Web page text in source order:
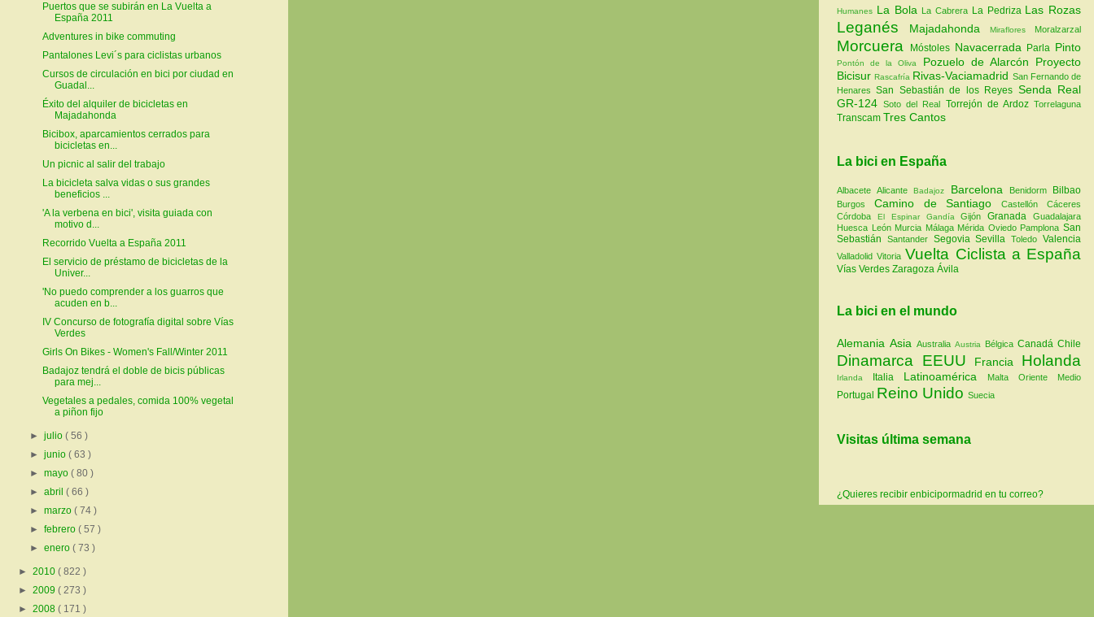
Puertos que se subirán en La Vuelta a
España 2011
Adventures in bike commuting
Pantalones Levi´s para ciclistas urbanos
Cursos de circulación en bici por ciudad en
Guadal...
Éxito del alquiler de bicicletas en
Majadahonda
Bicibox, aparcamientos cerrados para
bicicletas en...
Un picnic al salir del trabajo
La bicicleta salva vidas o sus grandes
beneficios ...
'A la verbena en bici', visita guiada con
motivo d...
Recorrido Vuelta a España 2011
El servicio de préstamo de bicicletas de la
Univer...
'No puedo comprender a los guarros que
acuden en b...
IV Concurso de fotografía digital sobre Vías
Verdes
Girls On Bikes - Women's Fall/Winter 2011
Badajoz tendrá el doble de bicis públicas
para mej...
Vegetales a pedales, comida 100% vegetal
a piñon fijo
►julio( 56 )
►junio( 63 )
►mayo( 80 )
►abril( 66 )
►marzo( 74 )
►febrero( 57 )
►enero( 73 )
► 2010 ( 822 )
► 2009 ( 273 )
► 2008 ( 171 )
Humanes La Bola La Cabrera La Pedriza Las Rozas
Leganés Majadahonda Miraflores Moralzarzal
Morcuera Móstoles Navacerrada Parla Pinto
Pontón de la Oliva Pozuelo de Alarcón Proyecto
BicisurRascafría Rivas-Vaciamadrid San Fernando de
HenaresSan Sebastián de los Reyes Senda Real
GR-124Soto del Real Torrejón de ArdozTorrelaguna
Transcam Tres Cantos
La bici en España
AlbaceteAlicanteBadajoz Barcelona Benidorm Bilbao
Burgos Camino de SantiagoCastellónCáceres
Córdoba El Espinar GandíaGijónGranadaGuadalajara
Huesca León Murcia Málaga Mérida Oviedo PamplonaSan
Sebastián Santander SegoviaSevillaToledoValencia
ValladolidVitoria Vuelta Ciclista a España
Vías Verdes Zaragoza Ávila
La bici en el mundo
Alemania Asia Australia Austria Bélgica Canadá Chile
Dinamarca EEUU Francia Holanda
Irlanda Italia Latinoamérica Malta Oriente Medio
Portugal Reino Unido Suecia
Visitas última semana
¿Quieres recibir enbicipormadrid en tu correo?